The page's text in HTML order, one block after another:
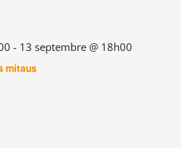
- 13 septembre @ 18h00
mitaus